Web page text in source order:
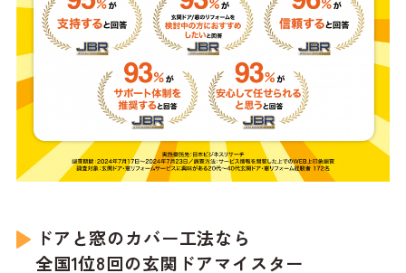
ドアと窓のカバー工法なら
全国1位8回の玄関ドアマイスター